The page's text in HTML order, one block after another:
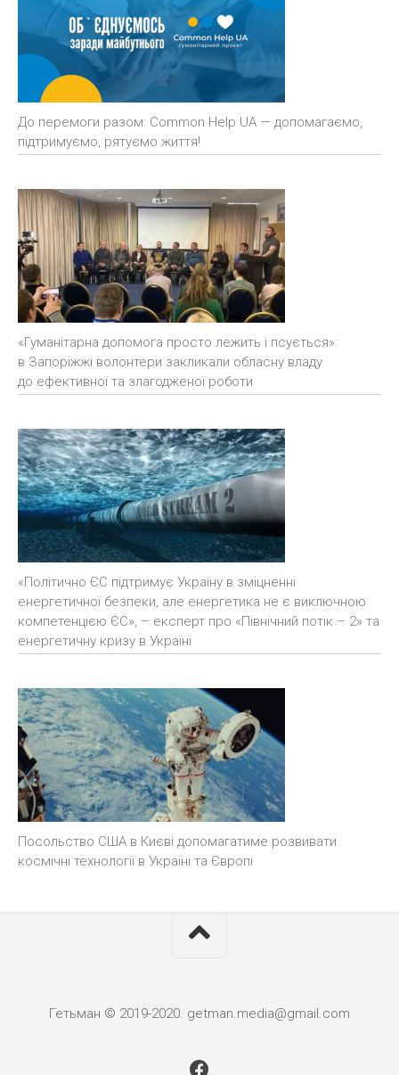
До перемоги разом: Common Help UA — допомагаємо,
підтримуємо, рятуємо життя!
«Гуманітарна допомога просто лежить і псується»:
в Запоріжжі волонтери закликали обласну владу
до ефективної та злагодженої роботи
«Політично ЄС підтримує Україну в зміцненні
енергетичної безпеки, але енергетика не є виключною
компетенцією ЄС», – експерт про «Північний потік – 2» та
енергетичну кризу в Україні
Посольство США в Києві допомагатиме розвивати
космічні технології в Україні та Європі
Гетьман © 2019-2020. getman.media@gmail.com